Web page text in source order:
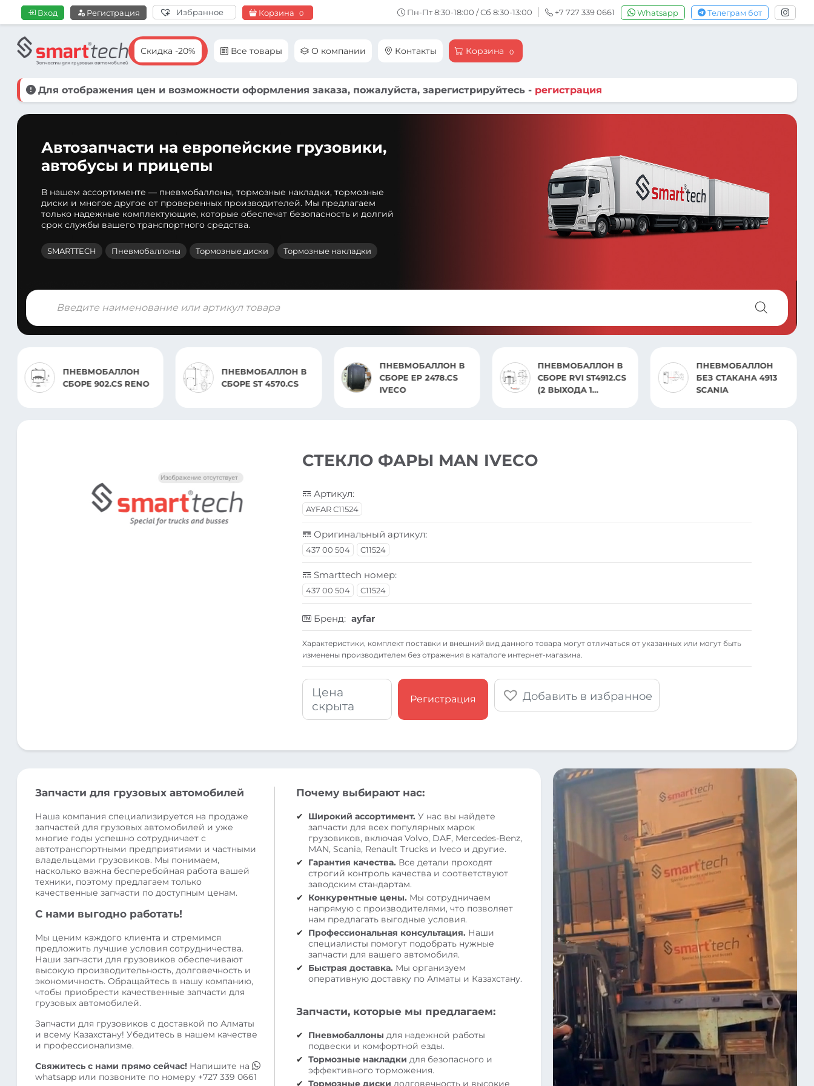
Вход Регистрация Избранное Корзина 0 Пн-Пт 8:30-18:00 / Сб 8:30-13:00 +7 727 339 0661 Whatsapp Телеграм бот
Скидка -20% Все товары О компании Контакты Корзина 0
Для отображения цен и возможности оформления заказа, пожалуйста, зарегистрируйтесь - регистрация
Автозапчасти на европейские грузовики,
автобусы и прицепы
В нашем ассортименте — пневмобаллоны, тормозные накладки, тормозные
диски и многое другое от проверенных производителей. Мы предлагаем
только надежные комплектующие, которые обеспечат безопасность и долгий
срок службы вашего транспортного средства.
SMARTTECH Пневмобаллоны Тормозные диски Тормозные накладки
Поиск
товаров
ПНЕВМОБАЛЛОН В
СБОРЕ ST 4570.CS
СБОРЕ EP 2478.CS
IVECO
ПНЕВМОБАЛЛОН В
СБОРЕ RVI ST4912.CS
(2 ВЫХОДА 1
ПНЕВМОБАЛЛОН
БЕЗ СТАКАНА 4913
SCANIA
ПНЕВМОБАЛЛОН
СБОРЕ 902.CS RENO
СТЕКЛО ФАРЫ MAN IVECO
Артикул:
AYFAR C11524
Оригинальный артикул:
437 00 504 C11524
Smarttech номер:
437 00 504 C11524
Бренд: ayfar
Xарактеристики, комплект поставки и внешний вид данного товара могут отличаться от указанных или могут быть
изменены производителем без отражения в каталоге интернет-магазина.
Цена
скрыта
Регистрация Добавить в избранное
Запчасти для грузовых автомобилей
Наша компания специализируется на продаже
запчастей для грузовых автомобилей и уже
многие годы успешно сотрудничает с
автотранспортными предприятиями и частными
владельцами грузовиков. Мы понимаем,
насколько важна бесперебойная работа вашей
техники, поэтому предлагаем только
качественные запчасти по доступным ценам.
С нами выгодно работать!
Мы ценим каждого клиента и стремимся
предложить лучшие условия сотрудничества.
Наши запчасти для грузовиков обеспечивают
высокую производительность, долговечность и
экономичность. Обращайтесь в нашу компанию,
чтобы приобрести качественные запчасти для
грузовых автомобилей.
Запчасти для грузовиков с доставкой по Алматы
и всему Казахстану! Убедитесь в нашем качестве
и профессионализме.
Свяжитесь с нами прямо сейчас! Напишите на
whatsapp или позвоните по номеру +727 339 0661
Почему выбирают нас:
Широкий ассортимент. У нас вы найдете
запчасти для всех популярных марок
грузовиков, включая Volvo, DAF, Mercedes-Benz,
MAN, Scania, Renault Trucks и Iveco и другие.
Гарантия качества. Все детали проходят
строгий контроль качества и соответствуют
заводским стандартам.
Конкурентные цены. Мы сотрудничаем
напрямую с производителями, что позволяет
нам предлагать выгодные условия.
Профессиональная консультация. Наши
специалисты помогут подобрать нужные
запчасти для вашего автомобиля.
Быстрая доставка. Мы организуем
оперативную доставку по Алматы и Казахстану.
Запчасти, которые мы предлагаем:
Пневмобаллоны для надежной работы
подвески и комфортной езды.
Тормозные накладки для безопасного и
эффективного торможения.
Тормозные диски долговечность и высокие